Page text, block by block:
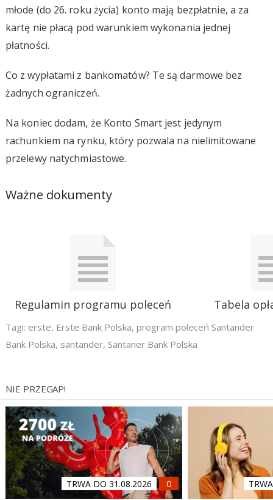
młode (do 26. roku życia) konto mają bezpłatnie, a za
kartę nie płacą pod warunkiem wykonania jednej
płatności.
Co z wypłatami z bankomatów? Te są darmowe bez
żadnych ograniczeń.
Na koniec dodam, że Konto Smart jest jedynym
rachunkiem na rynku, który pozwala na nielimitowane
przelewy natychmiastowe.
Ważne dokumenty
Regulamin programu poleceń Tabela
Tagi: erste, Erste Bank Polska, program poleceń Santander
Bank Polska, santander, Santaner Bank Polska
NIE PRZEGAP!
TRWA DO 31.08.2026